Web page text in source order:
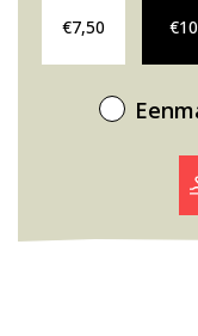
€7,50 €10